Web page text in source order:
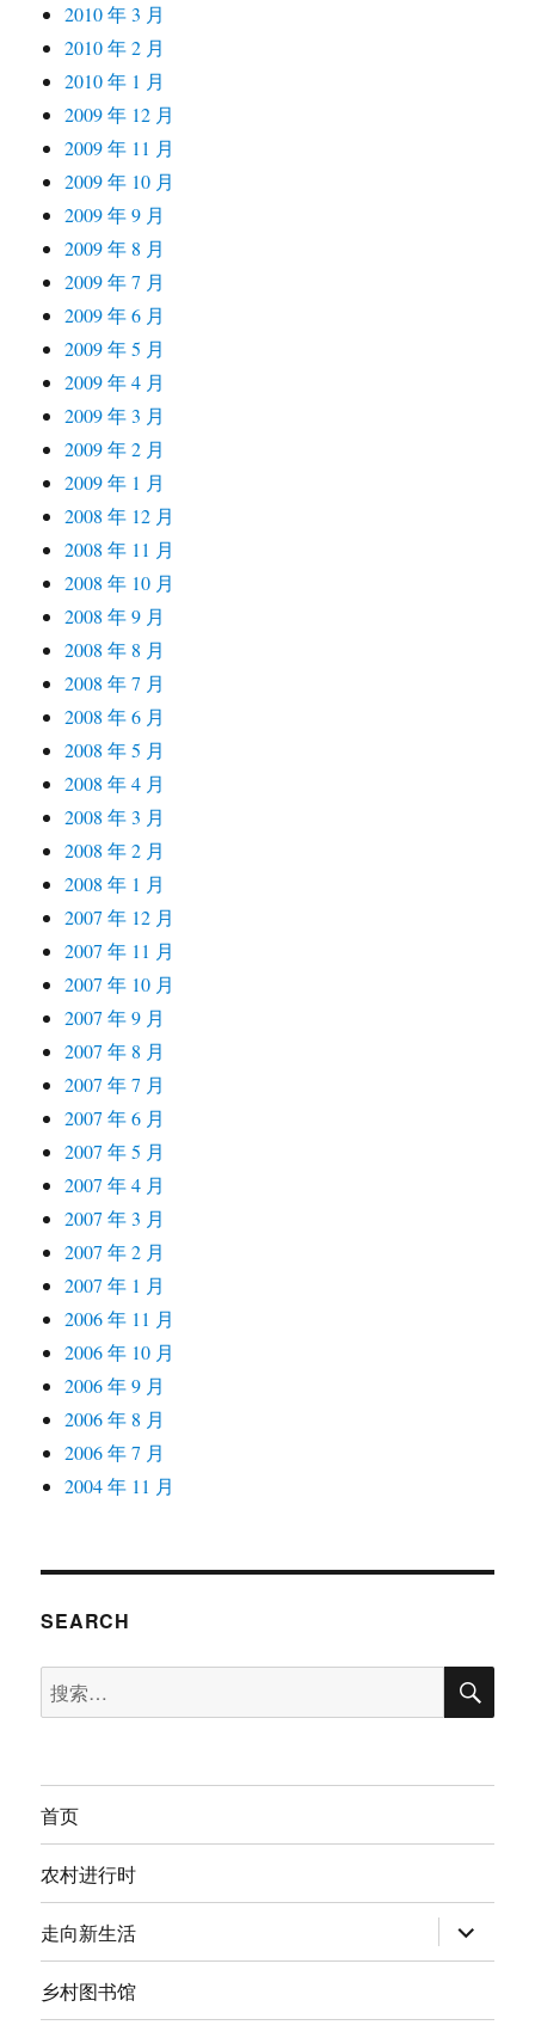
2010 年 3 月
2010 年 2 月
2010 年 1 月
2009 年 12 月
2009 年 11 月
2009 年 10 月
2009 年 9 月
2009 年 8 月
2009 年 7 月
2009 年 6 月
2009 年 5 月
2009 年 4 月
2009 年 3 月
2009 年 2 月
2009 年 1 月
2008 年 12 月
2008 年 11 月
2008 年 10 月
2008 年 9 月
2008 年 8 月
2008 年 7 月
2008 年 6 月
2008 年 5 月
2008 年 4 月
2008 年 3 月
2008 年 2 月
2008 年 1 月
2007 年 12 月
2007 年 11 月
2007 年 10 月
2007 年 9 月
2007 年 8 月
2007 年 7 月
2007 年 6 月
2007 年 5 月
2007 年 4 月
2007 年 3 月
2007 年 2 月
2007 年 1 月
2006 年 11 月
2006 年 10 月
2006 年 9 月
2006 年 8 月
2006 年 7 月
2004 年 11 月
SEARCH
搜
索：
搜
首页
农村进行时
走向新生活 展
开
子
乡村图书馆